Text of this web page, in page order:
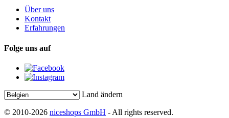
Über uns
Kontakt
Erfahrungen
Folge uns auf
Land ändern
© 2010-2026 niceshops GmbH - All rights reserved.